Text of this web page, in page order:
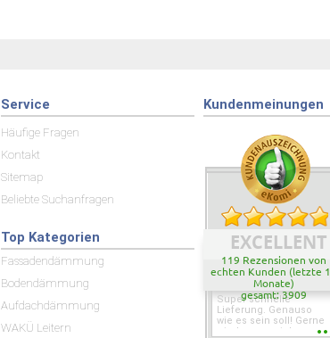
Service
Häufige Fragen
Kontakt
Sitemap
Beliebte Suchanfragen
Top Kategorien
Fassadendämmung
Bodendämmung
Aufdachdämmung
WAKÜ Leitern
Kundenmeinungen
EXCELLENT
119 Rezensionen von
echten Kunden (letzte
Monate)
gesamt: 3909
Super schnelle
Lieferung. Genauso
wie es sein soll! Gerne
wieder wenn ich was